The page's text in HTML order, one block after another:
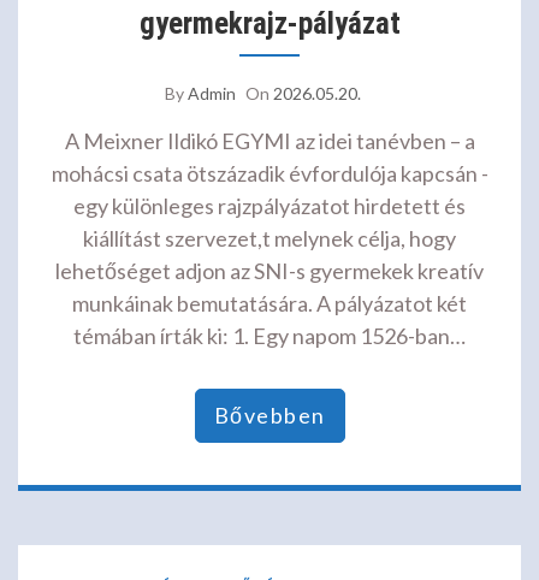
gyermekrajz-pályázat
ByAdmin On 2026.05.20.
A Meixner Ildikó EGYMI az idei tanévben – a
mohácsi csata ötszázadik évfordulója kapcsán -
egy különleges rajzpályázatot hirdetett és
kiállítást szervezet,t melynek célja, hogy
lehetőséget adjon az SNI-s gyermekek kreatív
munkáinak bemutatására. A pályázatot két
témában írták ki: 1. Egy napom 1526-ban…
Bővebben